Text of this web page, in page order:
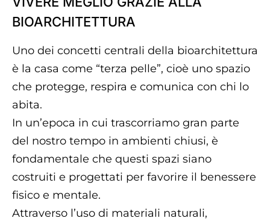
BIOARCHITETTURA
Uno dei concetti centrali della bioarchitettura
è la casa come “terza pelle”, cioè uno spazio
che protegge, respira e comunica con chi lo
abita.
In un’epoca in cui trascorriamo gran parte
del nostro tempo in ambienti chiusi, è
fondamentale che questi spazi siano
costruiti e progettati per favorire il benessere
fisico e mentale.
Attraverso l’uso di materiali naturali,